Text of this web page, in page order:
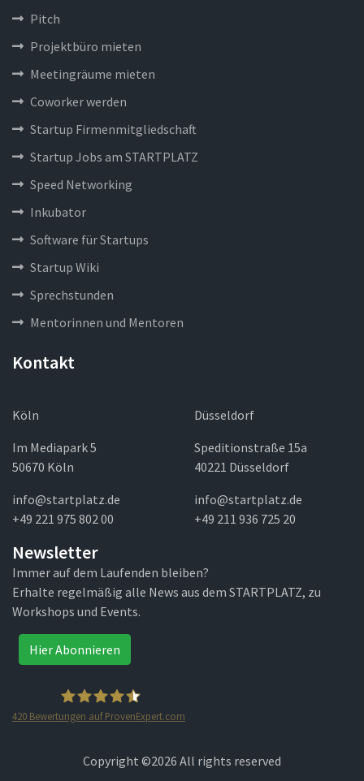
Pitch
Projektbüro mieten
Meetingräume mieten
Coworker werden
Startup Firmenmitgliedschaft
Startup Jobs am STARTPLATZ
Speed Networking
Inkubator
Software für Startups
Startup Wiki
Sprechstunden
Mentorinnen und Mentoren
Kontakt
Köln
Im Mediapark 5
50670 Köln
info@startplatz.de
+49 221 975 802 00
Düsseldorf
Speditionstraße 15a
40221 Düsseldorf
info@startplatz.de
+49 211 936 725 20
Newsletter
Immer auf dem Laufenden bleiben?
Erhalte regelmäßig alle News aus dem STARTPLATZ, zu
Workshops und Events.
Hier Abonnieren
420 Bewertungen auf ProvenExpert.com
Copyright ©2026 All rights reserved